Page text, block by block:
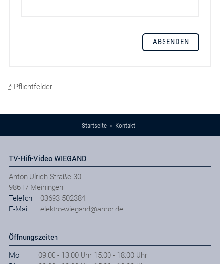
*Pflichtfelder
Startseite Kontakt
TV-Hifi-Video WIEGAND
Anton-Ulrich-Straße 30
98617 Meiningen
Telefon
03693 502384
E-Mail
elektro-wiegand@arcor.de
Öffnungszeiten
Mo
09:00 - 13:00 Uhr 15:00 - 18:00 Uhr